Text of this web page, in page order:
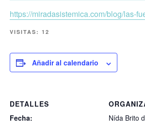
https://miradasistemica.com/blog/las-
VISITAS: 12
Añadir al calendario
DETALLES
Fecha:
Nída Brito